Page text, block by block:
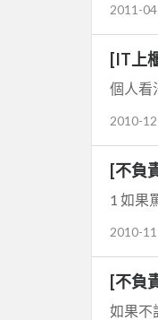
2011-
[IT上
個人看
2010-
[不負
1 如果
2010-
[不負
如果不